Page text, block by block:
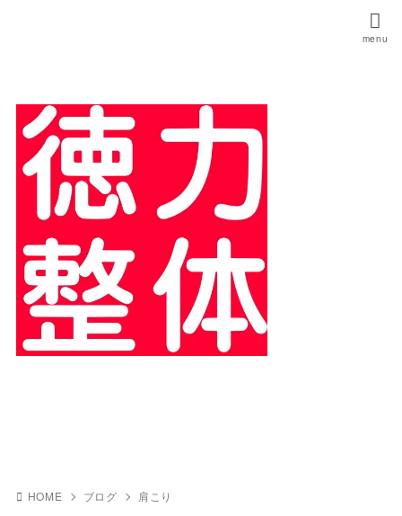
HOME ブログ 肩こり